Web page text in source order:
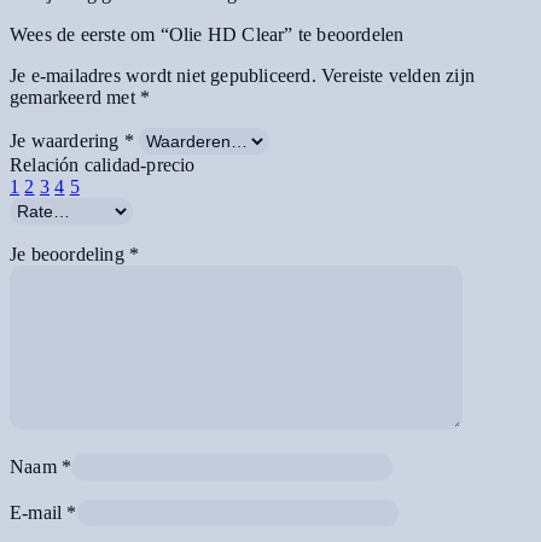
Wees de eerste om “Olie HD Clear” te beoordelen
Je e-mailadres wordt niet gepubliceerd. Vereiste velden zijn
gemarkeerd met *
Je waardering *
Relación calidad-precio
1 2 3 4 5
Je beoordeling *
Naam *
E-mail *